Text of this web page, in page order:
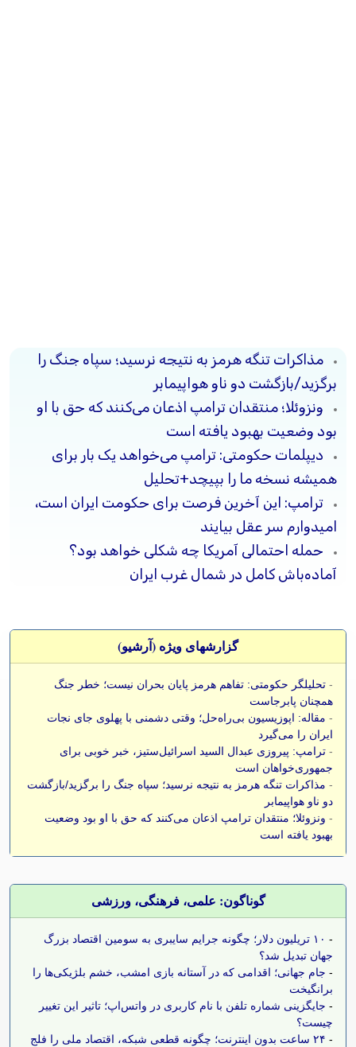
مذاکرات تنگه هرمز به نتیجه نرسید؛ سپاه جنگ را
برگزید/بازگشت دو ناو هواپیمابر
ونزوئلا؛ منتقدان ترامپ اذعان می‌کنند که حق با او
بود وضعیت بهبود یافته است
دیپلمات حکومتی: ترامپ می‌خواهد یک بار برای
همیشه نسخه ما را بپیچد+تحلیل
ترامپ: این آخرین فرصت برای حکومت ایران است،
امیدوارم سر عقل بیایند
حمله احتمالی آمریکا چه شکلی خواهد بود؟
آماده‌باش کامل در شمال غرب ایران
گزارشهای ویژه (آرشيو)
- تحلیلگر حکومتی: تفاهم هرمز پایان بحران نیست؛ خطر جنگ
همچنان پابرجاست
- مقاله: اپوزیسیون بی‌راه‌حل؛ وقتی دشمنی با پهلوی جای نجات
ایران را می‌گیرد
- ترامپ: پیروزی عبدال السید اسرائیل‌ستیز، خبر خوبی برای
جمهوری‌خواهان است
- مذاکرات تنگه هرمز به نتیجه نرسید؛ سپاه جنگ را برگزید/بازگشت
دو ناو هواپیمابر
- ونزوئلا؛ منتقدان ترامپ اذعان می‌کنند که حق با او بود وضعیت
بهبود یافته است
گوناگون: علمی، فرهنگی، ورزشی
-
۱۰ تریلیون دلار؛ چگونه جرایم سایبری به سومین اقتصاد بزرگ
جهان تبدیل شد؟
- جام جهانی؛ اقدامی که در آستانه بازی امشب، خشم بلژیکی‌ها را
برانگیخت
- جایگزینی شماره تلفن با نام کاربری در واتس‌اپ؛ تاثیر این تغییر
چیست؟
-
۲۴ ساعت بدون اینترنت؛ چگونه قطعی شبکه، اقتصاد ملی را فلج